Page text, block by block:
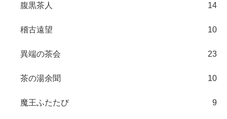
腹黒茶人 14
稽古遠望 10
異端の茶会 23
茶の湯余聞 10
魔王ふたたび 9